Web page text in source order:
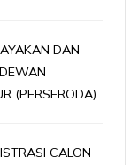
DAN
(PERSERODA)
CALON